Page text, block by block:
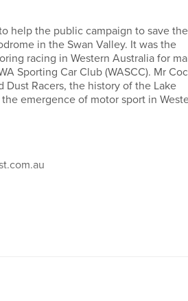
help the public campaign to save the
in the Swan Valley. It was the
racing in Western Australia for
Sporting Car Club (WASCC). Mr
Dust Racers, the history of the Lake
emergence of motor sport in